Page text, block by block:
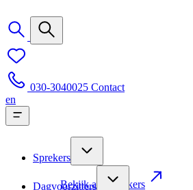
030-3040025 Contact
en
Sprekers
Bekijk alle sprekers
Dagvoorzitters